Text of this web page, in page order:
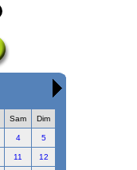
Sam Dim
4 5
11 12